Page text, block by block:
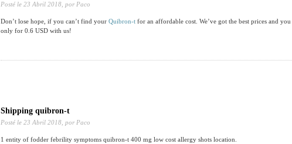
Posté le 23 Abril 2018, por Paco
Don’t lose hope, if you can’t find your Quibron-t for an affordable cost. We’ve got the best prices and
only for 0.6 USD with us!
Shipping quibron-t
Posté le 23 Abril 2018, por Paco
1 entity of fodder febrility symptoms quibron-t 400 mg low cost allergy shots location.